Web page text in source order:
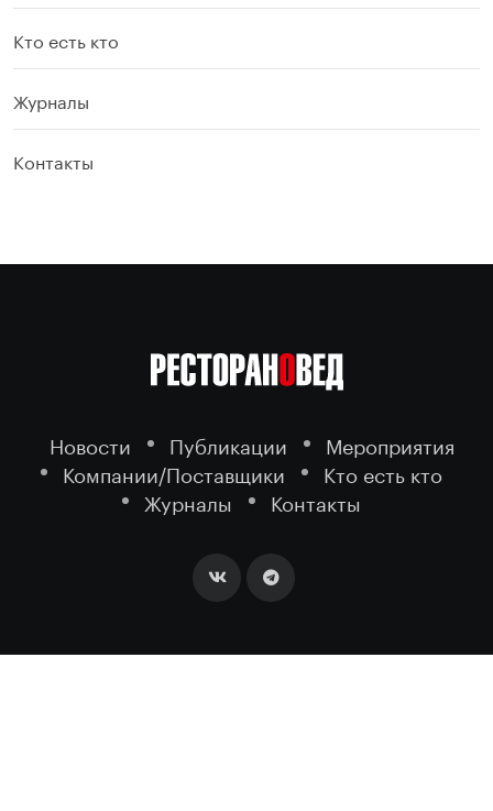
Кто есть кто
Журналы
Контакты
Новости Публикации
Мероприятия
Компании/Поставщики
Кто есть кто
Журналы
Контакты